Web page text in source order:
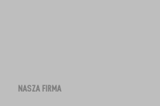
NASZA FIRMA